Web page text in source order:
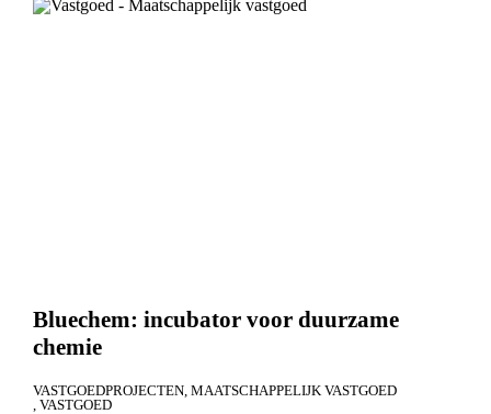
Bluechem: incubator voor duurzame
chemie
VASTGOEDPROJECTEN MAATSCHAPPELIJK VASTGOED
VASTGOED